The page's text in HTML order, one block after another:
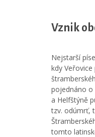
Vznik
Nejstarší
kdy
pojednáno o
a Helfštýně
tzv. odúmrť,
tomto